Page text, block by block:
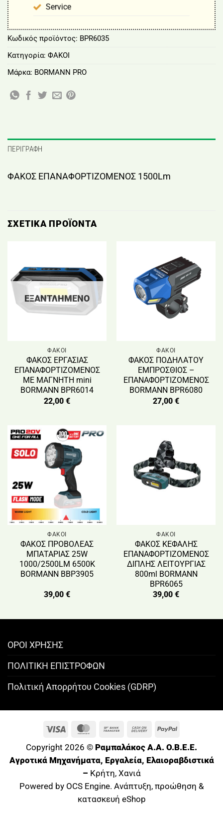
Service
Κωδικός προϊόντος: BPR6035
Κατηγορία: ΦΑΚΟΙ
Μάρκα: BORMANN PRO
ΠΕΡΙΓΡΑΦΉ
ΦΑΚΟΣ ΕΠΑΝΑΦΟΡΤΙΖΟΜΕΝΟΣ 1500Lm
ΣΧΕΤΙΚΆ ΠΡΟΪΌΝΤΑ
ΕΞΑΝΤΛΗΜΈΝΟ
ΦΑΚΟΙ
ΦΑΚΟΣ ΕΡΓΑΣΙΑΣ
ΕΠΑΝΑΦΟΡΤΙΖΟΜΕΝΟΣ
ΜΕ ΜΑΓΝΗΤΗ mini
BORMANN BPR6014
22,00 €
ΦΑΚΟΙ
ΦΑΚΟΣ ΠΟΔΗΛΑΤΟΥ
ΕΜΠΡΟΣΘΙΟΣ –
ΕΠΑΝΑΦΟΡΤΙΖΟΜΕΝΟΣ
BORMANN BPR6080
27,00 €
ΦΑΚΟΙ
ΦΑΚΟΣ ΠΡΟΒΟΛΕΑΣ
ΜΠΑΤΑΡΙΑΣ 25W
1000/2500LM 6500K
BORMANN BBP3905
39,00 €
ΦΑΚΟΙ
ΦΑΚΟΣ ΚΕΦΑΛΗΣ
ΕΠΑΝΑΦΟΡΤΙΖΟΜΕΝΟΣ
ΔΙΠΛΗΣ ΛΕΙΤΟΥΡΓΙΑΣ
800ml BORMANN
BPR6065
39,00 €
ΟΡΟΙ ΧΡΗΣΗΣ
ΠΟΛΙΤΙΚΗ ΕΠΙΣΤΡΟΦΩΝ
Πολιτική Απορρήτου Cookies (GDRP)
Visa MasterCard
Bank
Transfer
Cash
PayPal
Copyright 2026 © Ραμπαλάκος A.A. O.B.E.E.
Αγροτικά Μηχανήματα, Εργαλεία, Ελαιοραβδιστικά
– Κρήτη, Χανιά
Powered by OCS Engine. Ανάπτυξη, προώθηση &
κατασκευή eShop